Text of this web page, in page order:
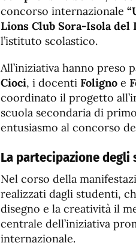
concorso internazionale
Lions Club Sora-Isola
l’istituto scolastico.
All’iniziativa hanno preso
Cioci, i docenti Foligno e
coordinato il progetto
scuola secondaria di
entusiasmo al concorso
La partecipazione
Nel corso della
realizzati dagli studenti,
disegno e la creatività il
centrale dell’iniziativa
internazionale.